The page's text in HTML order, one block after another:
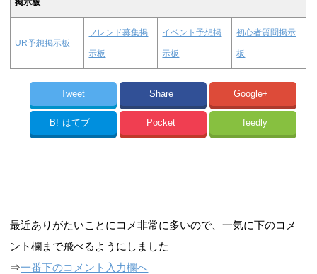
UR予想掲示板
フレンド募集掲
示板
イベント予想掲
示板
初心者質問掲示
板
Tweet Share Google+
B! はてブ Pocket feedly
最近ありがたいことにコメ非常に多いので、一気に下のコメ
ント欄まで飛べるようにしました
⇒一番下のコメント入力欄へ